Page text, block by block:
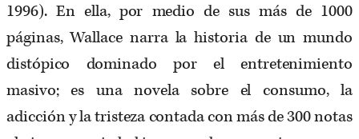
1996). En ella, por medio de sus más de 1000
páginas, Wallace narra la historia de un mundo
distópico dominado por el entretenimiento
masivo; es una novela sobre el consumo, la
adicción y la tristeza contada con más de 300 notas